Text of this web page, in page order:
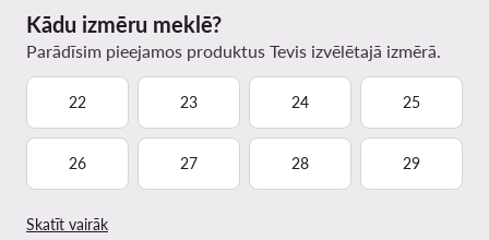
Kādu izmēru meklē?
Parādīsim pieejamos produktus Tevis izvēlētajā izmērā.
22 23 24 25
26 27 28 29
Skatīt vairāk